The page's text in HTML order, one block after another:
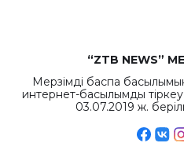
“ZTB NEWS”
Мерзімді баспа
интернет-басылымды тіркеу,
03.07.2019 ж.